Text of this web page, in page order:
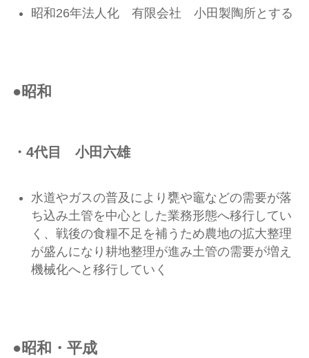
昭和26年法人化 有限会社 小田製陶所とする
●昭和
・4代目 小田六雄
水道やガスの普及により甕や竈などの需要が落
ち込み土管を中心とした業務形態へ移行してい
く、戦後の食糧不足を補うため農地の拡大整理
が盛んになり耕地整理が進み土管の需要が増え
機械化へと移行していく
●昭和・平成